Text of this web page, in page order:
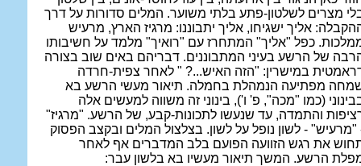
מצרים לשלטון-פתע בלתי משוער. המלים סדורות על דרך
אליך ישגיחו, אליך יתבוננו: מרגיז הארץ, מרעיש
כפל "אליך" המתחרז עם "רואיך" מלמד על חשיבותו
של הרשע בעיני המתבוננים. דבריהם באים שוב בצורה
במישרין: "הזה האיש...? " לאחר צפית-חרדה
מפתיעה הנמהלת בחמלה. תיאור מעשי הרשע בא
(כמו "מכה", פ' ו'), בינוני זה משווה למעשים אלה
והתמדה, עד שנעשו לתכונות-קבע, של הרשע. "מרגיז"
"מרעיש" - לשון נופל על לשון. בצלצול המלים ובקצב הפסוק
את רגש הזוועה הפועם בלב המדברים אף לאחר
הרשע. המשך תיאור מעשיו בא בלשון עבר: